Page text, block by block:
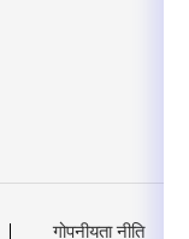
गोपनीयता नीति